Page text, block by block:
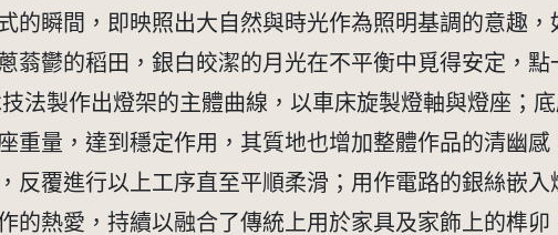
的瞬間，即映照出大自然與時光作為照明基調的意趣
蓊鬱的稻田，銀白皎潔的月光在不平衡中覓得安定，
法製作出燈架的主體曲線，以車床旋製燈軸與燈座；
重量，達到穩定作用，其質地也增加整體作品的清幽
反覆進行以上工序直至平順柔滑；用作電路的銀絲嵌
的熱愛，持續以融合了傳統上用於家具及家飾上的榫